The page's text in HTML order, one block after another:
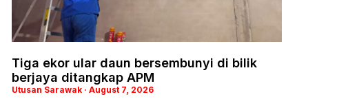
Tiga ekor ular daun bersembunyi di bilik
berjaya ditangkap APM
Utusan Sarawak August 7, 2026